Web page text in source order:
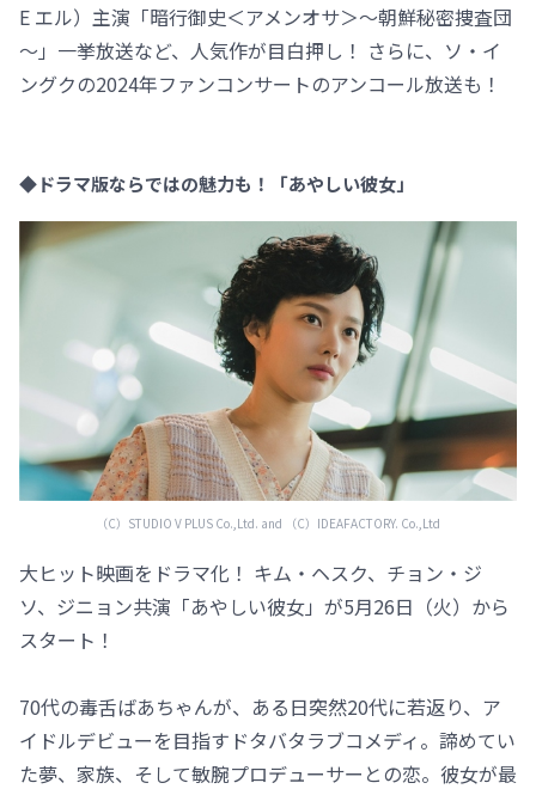
E エル）主演「暗行御史＜アメンオサ＞～朝鮮秘密捜査団
～」一挙放送など、人気作が目白押し！ さらに、ソ・イ
ングクの2024年ファンコンサートのアンコール放送も！
◆ドラマ版ならではの魅力も！「あやしい彼女」
（C）STUDIO V PLUS Co.,Ltd. and （C）IDEAFACTORY. Co.,Ltd
大ヒット映画をドラマ化！ キム・ヘスク、チョン・ジ
ソ、ジニョン共演「あやしい彼女」が5月26日（火）から
スタート！
70代の毒舌ばあちゃんが、ある日突然20代に若返り、ア
イドルデビューを目指すドタバタラブコメディ。諦めてい
た夢、家族、そして敏腕プロデューサーとの恋。彼女が最